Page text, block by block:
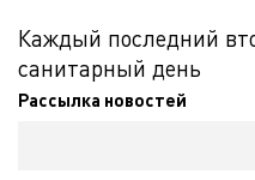
Каждый последний
санитарный день
Рассылка новостей